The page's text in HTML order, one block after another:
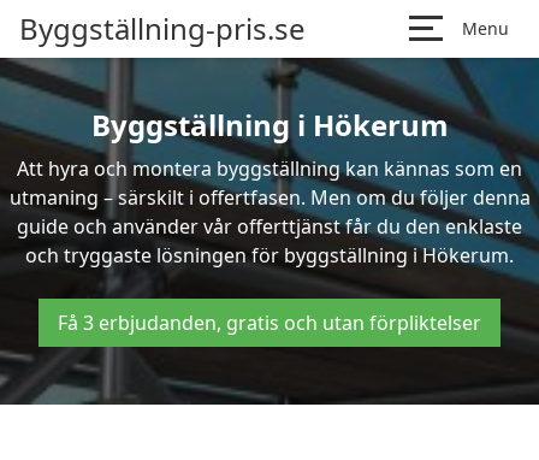
Byggställning-pris.se Menu
Byggställning i Hökerum
Att hyra och montera byggställning kan kännas som en
utmaning – särskilt i offertfasen. Men om du följer denna
guide och använder vår offerttjänst får du den enklaste
och tryggaste lösningen för byggställning i Hökerum.
Få 3 erbjudanden, gratis och utan förpliktelser